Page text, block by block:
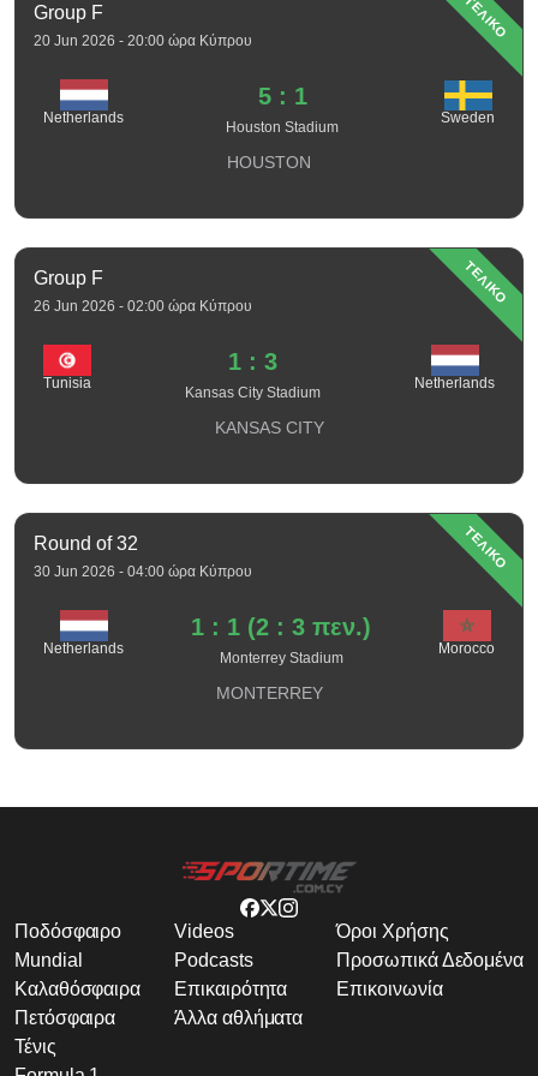
ΤΕΛΙΚΟ
Group F
20 Jun 2026 - 20:00 ώρα Κύπρου
Netherlands
5 : 1
Houston Stadium
Sweden
HOUSTON
ΤΕΛΙΚΟ
Group F
26 Jun 2026 - 02:00 ώρα Κύπρου
Tunisia
1 : 3
Kansas City Stadium
Netherlands
KANSAS CITY
ΤΕΛΙΚΟ
Round of 32
30 Jun 2026 - 04:00 ώρα Κύπρου
Netherlands
1 : 1 (2 : 3 πεν.)
Monterrey Stadium
Morocco
MONTERREY
Ποδόσφαιρο
Mundial
Καλαθόσφαιρα
Πετόσφαιρα
Τένις
Videos
Podcasts
Επικαιρότητα
Άλλα αθλήματα
Όροι Χρήσης
Προσωπικά Δεδομένα
Επικοινωνία